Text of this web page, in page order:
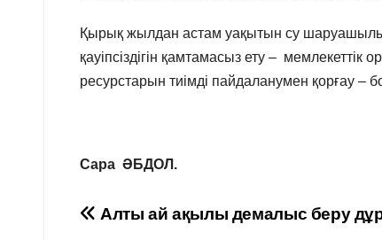
Қырық жылдан астам уақытын су
қауіпсіздігін қамтамасыз ету –
ресурстарын тиімді пайдаланумен қорғау –
Сара ӘБДОЛ.
Навигация
Алты ай ақылы демалыс беру